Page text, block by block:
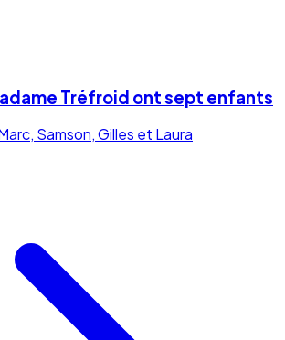
Tréfroid ont sept enfants
Samson, Gilles et Laura